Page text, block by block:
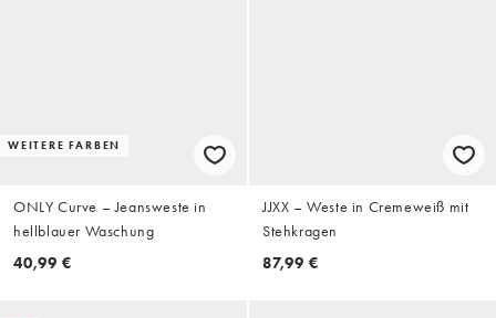
WEITERE FARBEN
ONLY Curve – Jeansweste in
hellblauer Waschung
40,99 €
JJXX – Weste in Cremeweiß mit
Stehkragen
87,99 €